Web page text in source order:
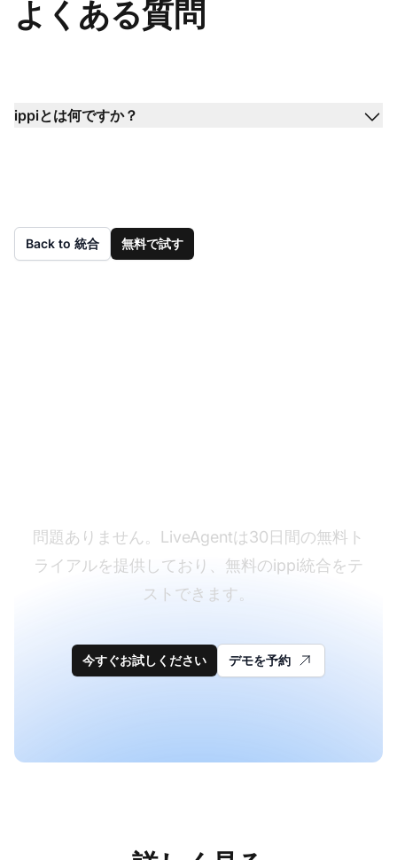
よくある質問
ippiとは何ですか？
Back to 統合 無料で試す
問題ありません。LiveAgentは30日間の無料ト
ライアルを提供しており、無料のippi統合をテ
ストできます。
今すぐお試しください デモを予約